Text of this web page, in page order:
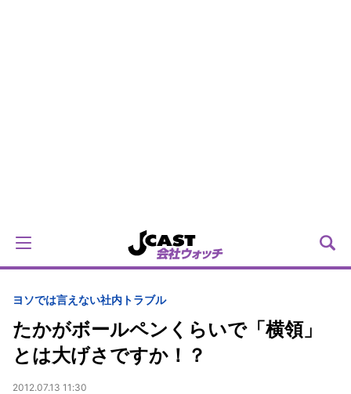
ヨソでは言えない社内トラブル
たかがボールペンくらいで「横領」
とは大げさですか！？
2012.07.13 11:30